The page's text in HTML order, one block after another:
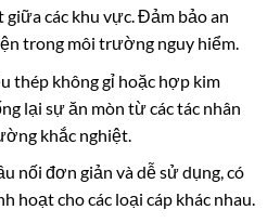
các khu vực. Đảm bảo an
trong môi trường nguy hiểm.
thép không gỉ hoặc hợp kim
lại sự ăn mòn từ các tác nhân
khắc nghiệt.
nối đơn giản và dễ sử dụng, có
hoạt cho các loại cáp khác nhau.